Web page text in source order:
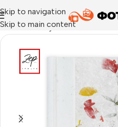
Skip to navigation
Skip to main content
Начало›Албум за залепване